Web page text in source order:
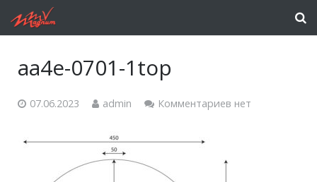
aa4e-0701-1top
07.06.2023 admin Комментариев нет